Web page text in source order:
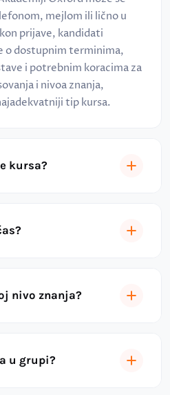
mejlom ili lično u
prijave, kandidati
o dostupnim terminima,
i potrebnim koracima za
i nivoa znanja,
tip kursa.
kursa?
nivo znanja?
u grupi?